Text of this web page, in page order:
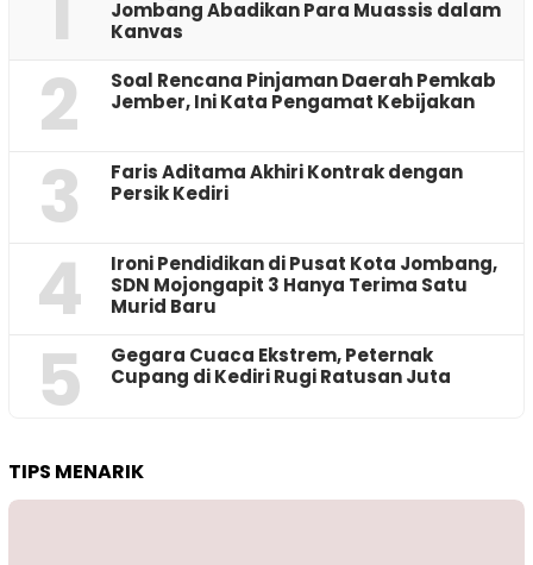
Jombang Abadikan Para Muassis dalam
Kanvas
2
‎Soal Rencana Pinjaman Daerah Pemkab
Jember, Ini Kata Pengamat Kebijakan ‎
3
Faris Aditama Akhiri Kontrak dengan
Persik Kediri
4
Ironi Pendidikan di Pusat Kota Jombang,
SDN Mojongapit 3 Hanya Terima Satu
Murid Baru
5
‎Gegara Cuaca Ekstrem, Peternak
Cupang di Kediri Rugi Ratusan Juta
TIPS MENARIK